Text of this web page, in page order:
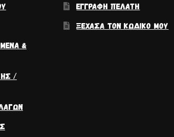
&
/
ΕΓΓΡΑΦΉ ΠΕΛΆΤΗ
ΞΈΧΑΣΑ ΤΟΝ ΚΩΔΙΚΌ ΜΟΥ